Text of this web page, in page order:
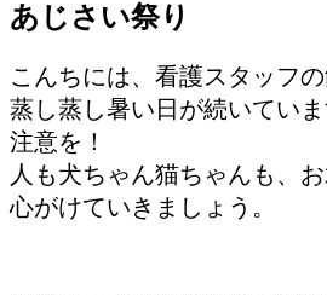
あじさい祭り
こんちには、看護スタッフの
蒸し蒸し暑い日が続いてい
注意を！
人も犬ちゃん猫ちゃんも、
心がけていきましょう。